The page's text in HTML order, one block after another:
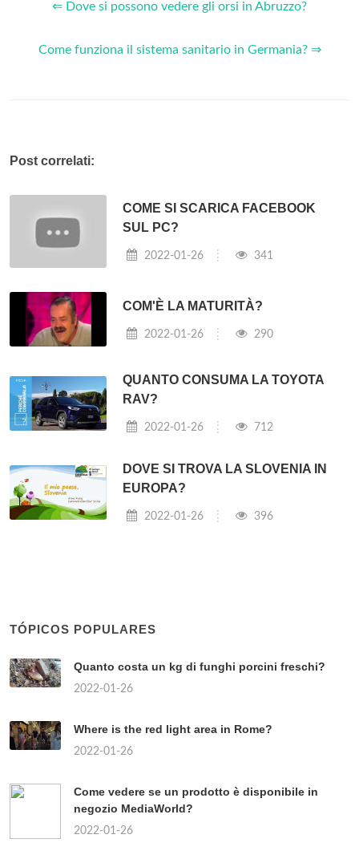
⇐ Dove si possono vedere gli orsi in Abruzzo?
Come funziona il sistema sanitario in Germania? ⇒
Post correlati:
COME SI SCARICA FACEBOOK
SUL PC?
2022-01-26 341
COM'È LA MATURITÀ?
2022-01-26 290
QUANTO CONSUMA LA TOYOTA
RAV?
2022-01-26 712
DOVE SI TROVA LA SLOVENIA IN
EUROPA?
2022-01-26 396
TÓPICOS POPULARES
Quanto costa un kg di funghi porcini freschi?
2022-01-26
Where is the red light area in Rome?
2022-01-26
Come vedere se un prodotto è disponibile in
negozio MediaWorld?
2022-01-26